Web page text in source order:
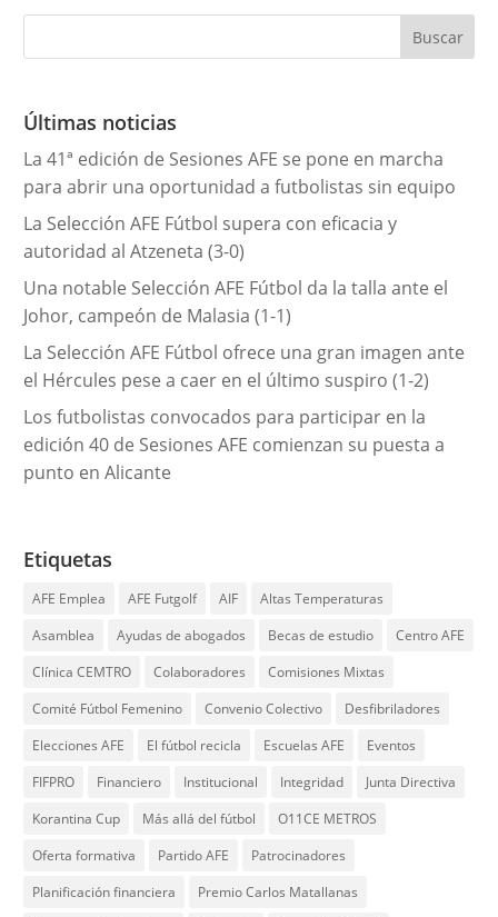
g
r
a
s
Últimas noticias
La 41ª edición de Sesiones AFE se pone en marcha
para abrir una oportunidad a futbolistas sin equipo
La Selección AFE Fútbol supera con eficacia y
autoridad al Atzeneta (3-0)
Una notable Selección AFE Fútbol da la talla ante el
Johor, campeón de Malasia (1-1)
La Selección AFE Fútbol ofrece una gran imagen ante
el Hércules pese a caer en el último suspiro (1-2)
Los futbolistas convocados para participar en la
edición 40 de Sesiones AFE comienzan su puesta a
punto en Alicante
Etiquetas
AFE Emplea AFE Futgolf AIF
Altas Temperaturas
Asamblea
Ayudas de abogados Becas de estudio
Centro AFE
Clínica CEMTRO
Colaboradores
Comisiones Mixtas
Comité Fútbol Femenino
Convenio Colectivo
Desfibriladores
Elecciones AFE
El fútbol recicla Escuelas AFE
Eventos
FIFPRO
Financiero Institucional Integridad
Junta Directiva
Korantina Cup
Más allá del fútbol
O11CE METROS
Oferta formativa
Partido AFE
Patrocinadores
Planificación financiera
Premio Carlos Matallanas